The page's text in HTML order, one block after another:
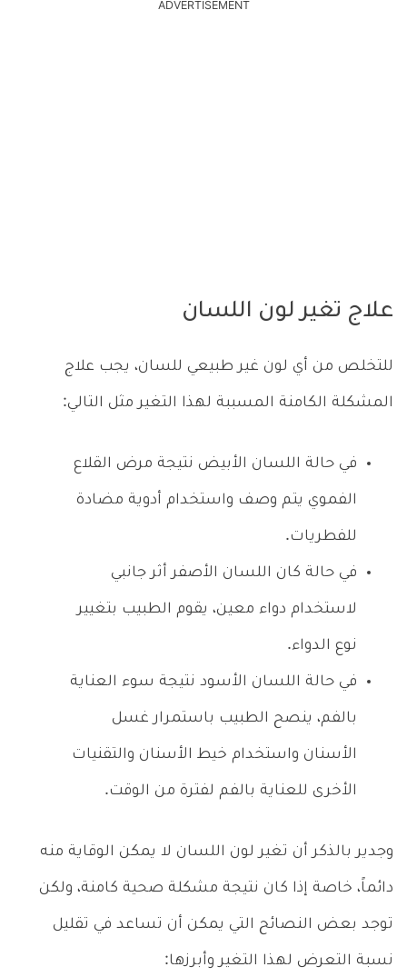
ADVERTISEMENT
علاج تغير لون اللسان
للتخلص من أي لون غير طبيعي للسان، يجب علاج
المشكلة الكامنة المسببة لهذا التغير مثل التالي:
في حالة اللسان الأبيض نتيجة مرض القلاع
الفموي يتم وصف واستخدام أدوية مضادة
للفطريات.
في حالة كان اللسان الأصفر أثر جانبي
لاستخدام دواء معين، يقوم الطبيب بتغيير
نوع الدواء.
في حالة اللسان الأسود نتيجة سوء العناية
بالفم، ينصح الطبيب باستمرار غسل
الأسنان واستخدام خيط الأسنان والتقنيات
الأخرى للعناية بالفم لفترة من الوقت.
وجدير بالذكر أن تغير لون اللسان لا يمكن الوقاية منه
دائماً، خاصة إذا كان نتيجة مشكلة صحية كامنة، ولكن
توجد بعض النصائح التي يمكن أن تساعد في تقليل
نسبة التعرض لهذا التغير وأبرزها: